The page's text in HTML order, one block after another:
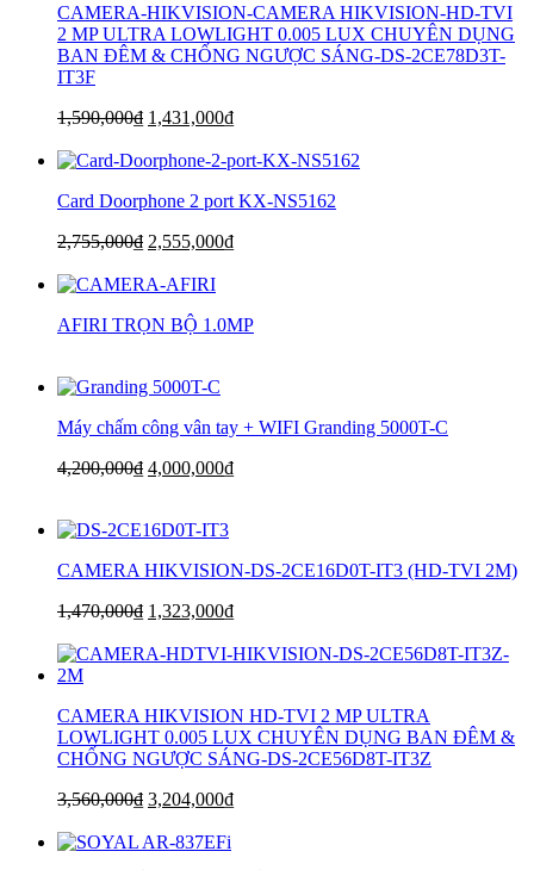
CAMERA-HIKVISION-CAMERA HIKVISION-HD-TVI
2 MP ULTRA LOWLIGHT 0.005 LUX CHUYÊN DỤNG
BAN ĐÊM & CHỐNG NGƯỢC SÁNG-DS-2CE78D3T-
IT3F
1,590,000₫ 1,431,000₫
Card Doorphone 2 port KX-NS5162
2,755,000₫ 2,555,000₫
AFIRI TRỌN BỘ 1.0MP
Máy chấm công vân tay + WIFI Granding 5000T-C
4,200,000₫ 4,000,000₫
CAMERA HIKVISION-DS-2CE16D0T-IT3 (HD-TVI 2M)
1,470,000₫ 1,323,000₫
CAMERA HIKVISION HD-TVI 2 MP ULTRA
LOWLIGHT 0.005 LUX CHUYÊN DỤNG BAN ĐÊM &
CHỐNG NGƯỢC SÁNG-DS-2CE56D8T-IT3Z
3,560,000₫ 3,204,000₫